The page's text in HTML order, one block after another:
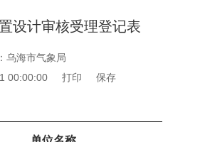
设计审核受理登记表
乌海市气象局
00:00:00
打印
保存